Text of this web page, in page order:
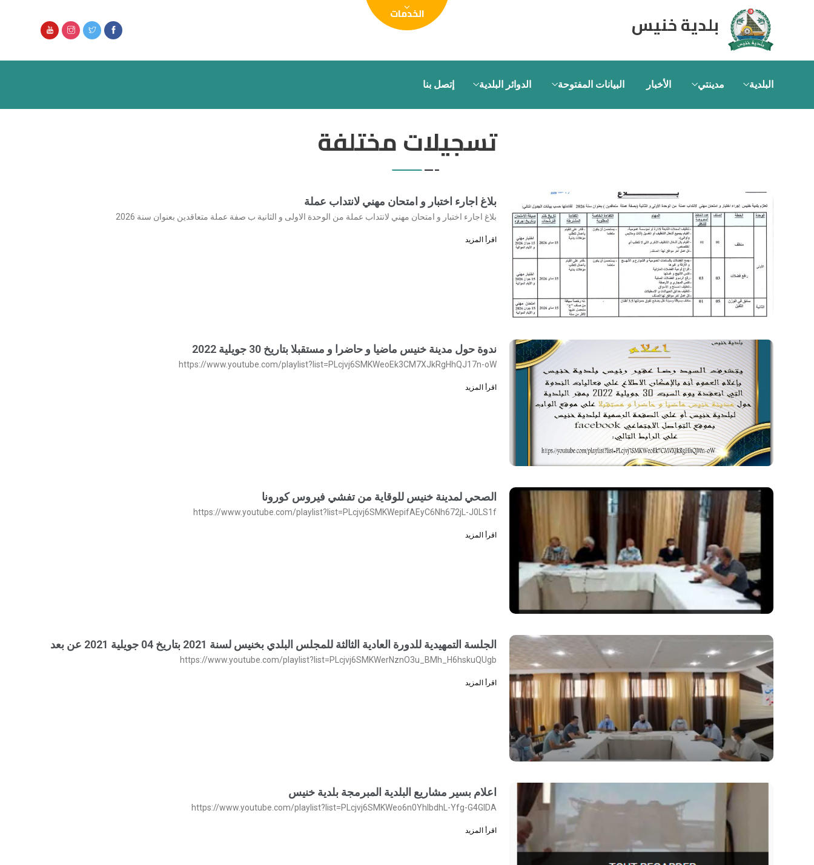
بلدية خنيس
البلدية مدينتي الأخبار البيانات المفتوحة الدوائر البلدية إتصل بنا
تسجيلات مختلفة
بلاغ اجارء اختبار و امتحان مهني لانتداب عملة
بلاغ اجارء اختبار و امتحان مهني لانتداب عملة من الوحدة الاولى و الثانية ب صفة عملة متعاقدين بعنوان سنة 2026
اقرأ المزيد
ندوة حول مدينة خنيس ماضيا و حاضرا و مستقبلا بتاريخ 30 جويلية 2022
https://www.youtube.com/playlist?list=PLcjvj6SMKWeoEk3CM7XJkRgHhQJ17n-oW
اقرأ المزيد
الصحي لمدينة خنيس للوقاية من تفشي فيروس كورونا
https://www.youtube.com/playlist?list=PLcjvj6SMKWepifAEyC6Nh672jL-J0LS1f
اقرأ المزيد
الجلسة التمهيدية للدورة العادية الثالثة للمجلس البلدي بخنيس لسنة 2021 بتاريخ 04 جويلية 2021 عن بعد
https://www.youtube.com/playlist?list=PLcjvj6SMKWerNznO3u_BMh_H6hskuQUgb
اقرأ المزيد
اعلام بسير مشاريع البلدية المبرمجة بلدية خنيس
https://www.youtube.com/playlist?list=PLcjvj6SMKWeo6n0YhIbdhL-Yfg-G4GIDA
اقرأ المزيد